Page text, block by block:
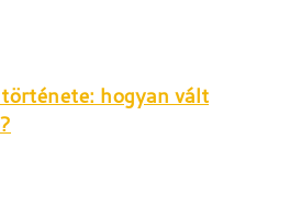
hogyan vált